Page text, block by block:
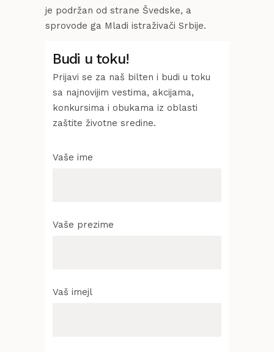
je podržan od strane Švedske, a
sprovode ga Mladi istraživači Srbije.
Budi u toku!
Prijavi se za naš bilten i budi u toku
sa najnovijim vestima, akcijama,
konkursima i obukama iz oblasti
zaštite životne sredine.
Vaše ime
Vaše prezime
Vaš imejl